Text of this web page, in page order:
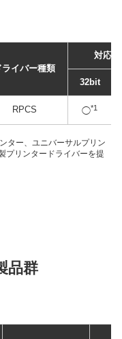
ライバー種類
対応状
32bit
RPCS ◯*1
ター、ユニバーサルプリン
プリンタードライバーを提
品群